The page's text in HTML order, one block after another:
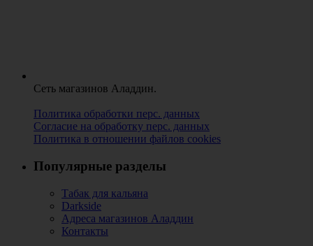
Сеть магазинов Аладдин.
Политика обработки перс. данных
Согласие на обработку перс. данных
Политика в отношении файлов cookies
Популярные разделы
Табак для кальяна
Darkside
Адреса магазинов Аладдин
Контакты